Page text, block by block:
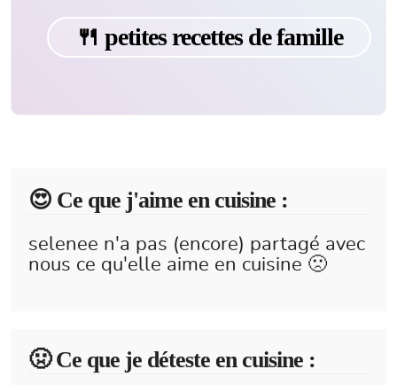
🍴 petites recettes de famille
😍️ Ce que j'aime en cuisine :
selenee n'a pas (encore) partagé avec
nous ce qu'elle aime en cuisine 🙁
🤢 Ce que je déteste en cuisine :